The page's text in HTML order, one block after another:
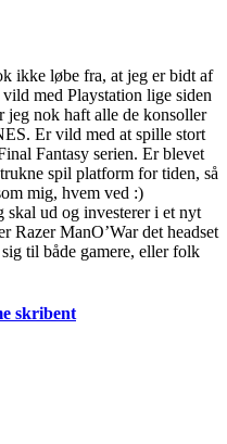
ikke løbe fra, at jeg er bidt af
med Playstation lige siden
jeg nok haft alle de konsoller
Er vild med at spille stort
Fantasy serien. Er blevet
spil platform for tiden, så
mig, hvem ved :)
skal ud og investerer i et nyt
Razer ManO’War det headset
til både gamere, eller folk
skribent